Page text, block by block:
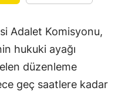
Adalet Komisyonu,
hukuki ayağı
düzenleme
geç saatlere kadar